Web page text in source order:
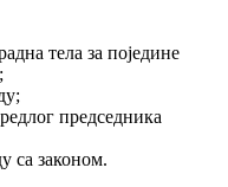
тела за поједине
председника
са законом.